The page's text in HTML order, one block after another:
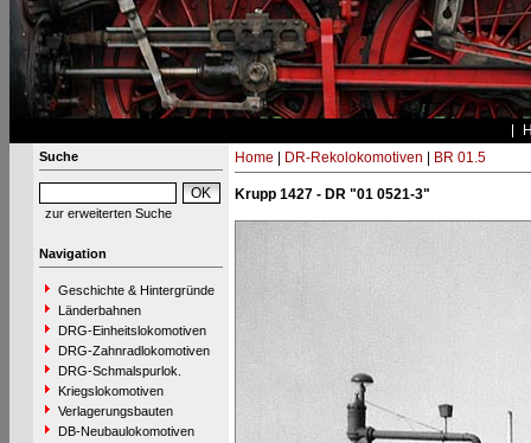
Suche
zur erweiterten Suche
Navigation
Geschichte & Hintergründe
Länderbahnen
DRG-Einheitslokomotiven
DRG-Zahnradlokomotiven
DRG-Schmalspurlok.
Kriegslokomotiven
Verlagerungsbauten
DB-Neubaulokomotiven
Home DR-Rekolokomotiven BR 01.5
Krupp 1427 - DR "01 0521-3"